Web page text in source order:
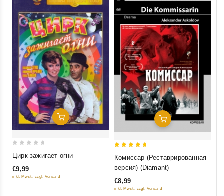
Добавить В Корзину
out
of
Цирк зажигает огни
€9,99
inkl. Mwst., zzgl. Versand
Добавить В Корзину
out of 5
Комиссар (Реставрированная
версия) (Diamant)
€8,99
inkl. Mwst., zzgl. Versand